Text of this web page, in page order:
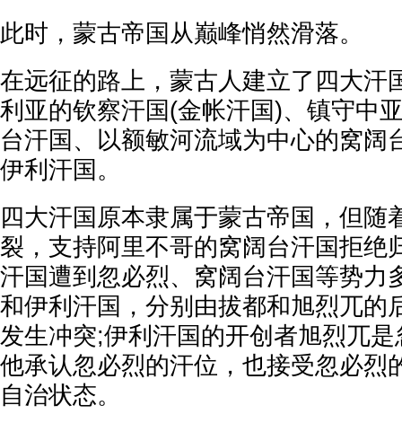
此时，蒙古帝国从巅峰悄然滑落。
在远征的路上，蒙古人建立了四大汗
利亚的钦察汗国(金帐汗国)、镇守中
台汗国、以额敏河流域为中心的窝阔
伊利汗国。
四大汗国原本隶属于蒙古帝国，但随
裂，支持阿里不哥的窝阔台汗国拒绝
汗国遭到忽必烈、窝阔台汗国等势力
和伊利汗国，分别由拔都和旭烈兀的
发生冲突;伊利汗国的开创者旭烈兀
他承认忽必烈的汗位，也接受忽必烈
自治状态。